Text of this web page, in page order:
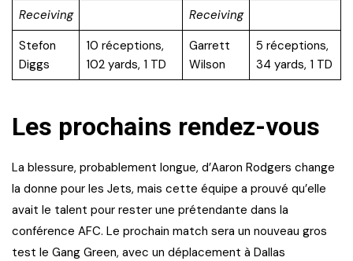
Receiving
Receiving
Stefon
Diggs
10 réceptions,
102 yards, 1 TD
Garrett
Wilson
5 réceptions,
34 yards, 1 TD
Les prochains rendez-vous
La blessure, probablement longue, d’Aaron Rodgers change
la donne pour les Jets, mais cette équipe a prouvé qu’elle
avait le talent pour rester une prétendante dans la
conférence AFC. Le prochain match sera un nouveau gros
test le Gang Green, avec un déplacement à Dallas